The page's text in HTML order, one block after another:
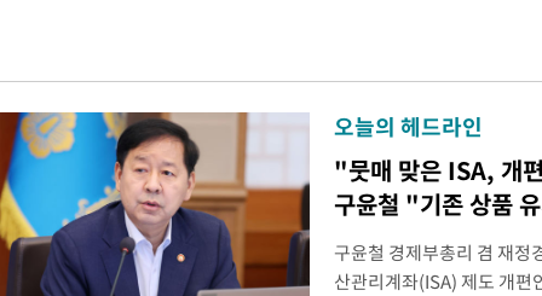
오늘의 헤드라인
"뭇매 맞은 ISA, 개
구윤철 "기존 상품
구윤철 경제부총리 겸 재
산관리계좌(ISA) 제도 개편